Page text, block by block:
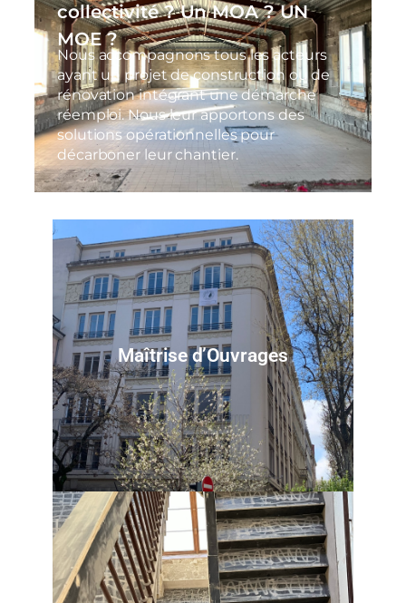
collectivité ? Un MOA ? UN
MOE ?
Nous accompagnons tous les acteurs
ayant un projet de construction ou de
rénovation intégrant une démarche
réemploi. Nous leur apportons des
solutions opérationnelles pour
décarboner leur chantier.
Maîtrise d’Ouvrages